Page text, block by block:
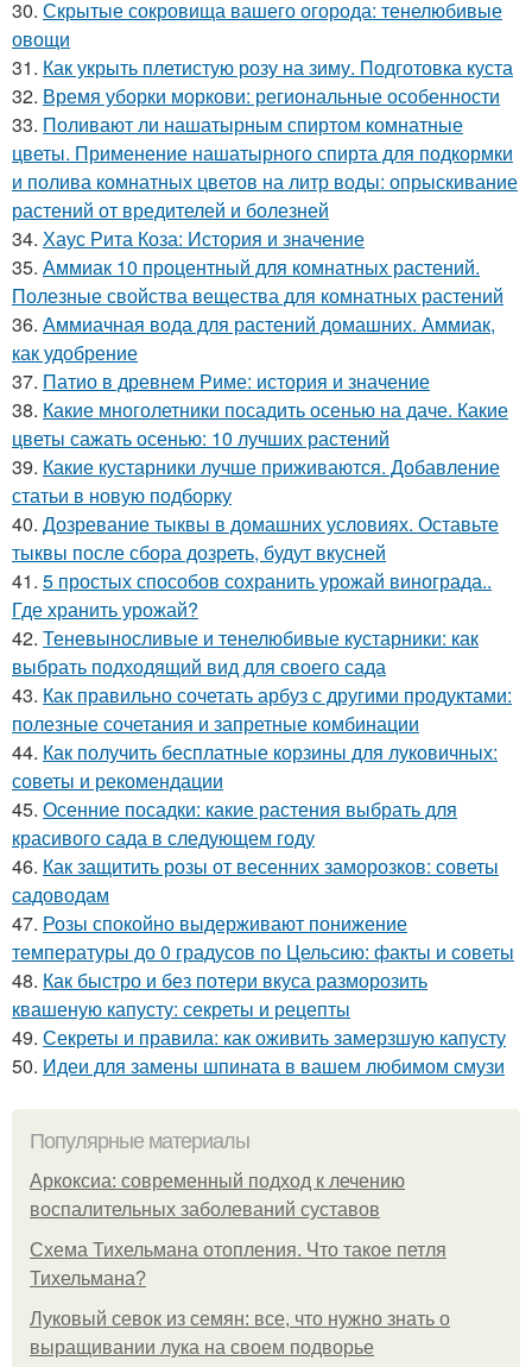
30. Скрытые сокровища вашего огорода: тенелюбивые
овощи
31. Как укрыть плетистую розу на зиму. Подготовка куста
32. Время уборки моркови: региональные особенности
33. Поливают ли нашатырным спиртом комнатные
цветы. Применение нашатырного спирта для подкормки
и полива комнатных цветов на литр воды: опрыскивание
растений от вредителей и болезней
34. Хаус Рита Коза: История и значение
35. Аммиак 10 процентный для комнатных растений.
Полезные свойства вещества для комнатных растений
36. Аммиачная вода для растений домашних. Аммиак,
как удобрение
37. Патио в древнем Риме: история и значение
38. Какие многолетники посадить осенью на даче. Какие
цветы сажать осенью: 10 лучших растений
39. Какие кустарники лучше приживаются. Добавление
статьи в новую подборку
40. Дозревание тыквы в домашних условиях. Оставьте
тыквы после сбора дозреть, будут вкусней
41. 5 простых способов сохранить урожай винограда..
Где хранить урожай?
42. Теневыносливые и тенелюбивые кустарники: как
выбрать подходящий вид для своего сада
43. Как правильно сочетать арбуз с другими продуктами:
полезные сочетания и запретные комбинации
44. Как получить бесплатные корзины для луковичных:
советы и рекомендации
45. Осенние посадки: какие растения выбрать для
красивого сада в следующем году
46. Как защитить розы от весенних заморозков: советы
садоводам
47. Розы спокойно выдерживают понижение
температуры до 0 градусов по Цельсию: факты и советы
48. Как быстро и без потери вкуса разморозить
квашеную капусту: секреты и рецепты
49. Секреты и правила: как оживить замерзшую капусту
50. Идеи для замены шпината в вашем любимом смузи
Популярные материалы
Аркоксиа: современный подход к лечению
воспалительных заболеваний суставов
Схема Тихельмана отопления. Что такое петля
Тихельмана?
Луковый севок из семян: все, что нужно знать о
выращивании лука на своем подворье